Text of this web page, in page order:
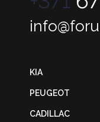
KIA
PEUGEOT
CADILLAC